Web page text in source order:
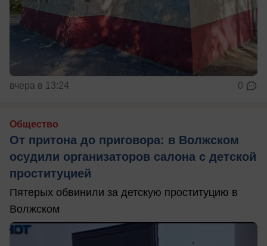
вчера в 13:24 0
Общество
От притона до приговора: в Волжском
осудили организаторов салона с детской
проституцией
Пятерых обвинили за детскую проституцию в
Волжском